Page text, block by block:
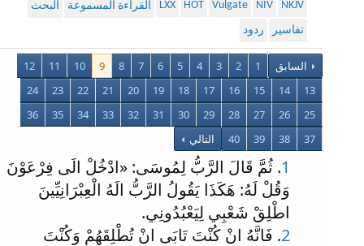
NKJV
NIV
Vulgate
HOT
LXX القراءة المسموعة
البحث
تفاسير
ردود
السابق 1
2
3
4
5
6
7
8
9
10
11
12
13
14
15
16
17
18
19
20
21
22
23
24
25
26
27
28
29
30
31
32
33
34
35
36
37
38
39
40 التالي
1. ثُمَّ قَالَ الرَّبُّ لِمُوسَى: «ادْخُلْ الَى فِرْعَوْنَ
وَقُلْ لَهُ: هَكَذَا يَقُولُ الرَّبُّ الَهُ الْعِبْرَانِيِّينَ
اطْلِقْ شَعْبِي لِيَعْبُدُونِي.
2. فَانَّهُ انْ كُنْتَ تَابَى انْ تُطْلِقَهُمْ وَكُنْتَ